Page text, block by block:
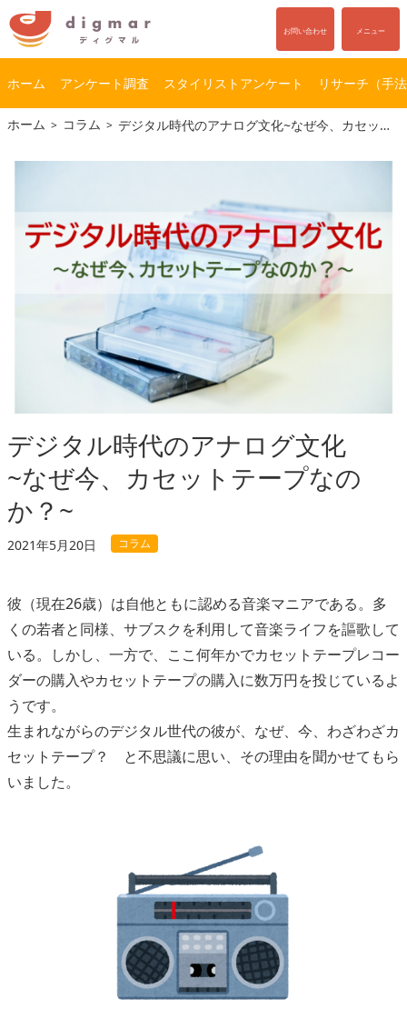
コ
ン
ナ
ビ
お問い合わせ メニュー
ホーム アンケート調査 スタイリストアンケート リサーチ（手
ホーム コラム デジタル時代のアナログ文化~なぜ今、カセットテープなのか？~
デジタル時代のアナログ文化
~なぜ今、カセットテープなの
か？~
2021年5月20日 コラム
彼（現在26歳）は自他ともに認める音楽マニアである。多
くの若者と同様、サブスクを利用して音楽ライフを謳歌して
いる。しかし、一方で、ここ何年かでカセットテープレコー
ダーの購入やカセットテープの購入に数万円を投じているよ
うです。
生まれながらのデジタル世代の彼が、なぜ、今、わざわざカ
セットテープ？ と不思議に思い、その理由を聞かせてもら
いました。